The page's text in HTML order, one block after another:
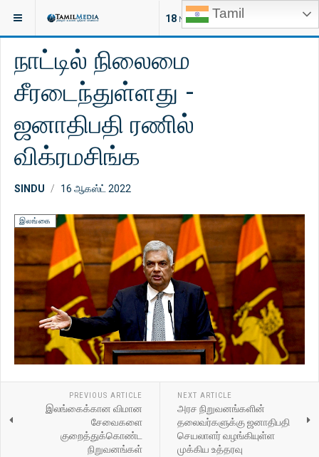
Tamil
18 NEW ARTICLES
இருக்குமிடம்: ஐரோப்பா
நாட்டில் நிலைமை
சீரடைந்துள்ளது -
ஜனாதிபதி ரணில்
விக்ரமசிங்க
SINDU 16 ஆகஸ்ட் 2022
இலங்கை
PREVIOUS ARTICLE
இலங்கைக்கான விமான
சேவைகளை
குறைத்துக்கொண்ட
நிறுவனங்கள்
NEXT ARTICLE
அரச நிறுவனங்களின்
தலைவர்களுக்கு ஜனாதிபதி
செயலாளர் வழங்கியுள்ள
முக்கிய உத்தரவு